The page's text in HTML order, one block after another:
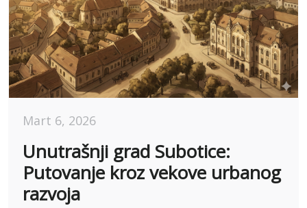
Mart 6, 2026
Unutrašnji grad Subotice:
Putovanje kroz vekove urbanog
razvoja